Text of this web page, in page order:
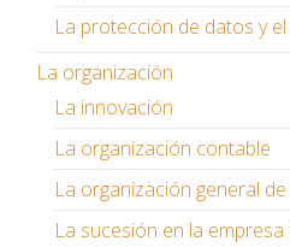
La protección de datos y
La organización
La innovación
La organización contable
La organización general
La sucesión en la empresa